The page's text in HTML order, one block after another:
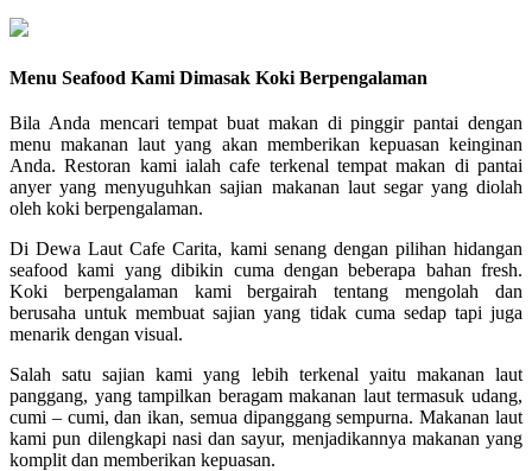
Menu Seafood Kami Dimasak Koki Berpengalaman
Bila Anda mencari tempat buat makan di pinggir pantai dengan
menu makanan laut yang akan memberikan kepuasan keinginan
Anda. Restoran kami ialah cafe terkenal tempat makan di pantai
anyer yang menyuguhkan sajian makanan laut segar yang diolah
oleh koki berpengalaman.
Di Dewa Laut Cafe Carita, kami senang dengan pilihan hidangan
seafood kami yang dibikin cuma dengan beberapa bahan fresh.
Koki berpengalaman kami bergairah tentang mengolah dan
berusaha untuk membuat sajian yang tidak cuma sedap tapi juga
menarik dengan visual.
Salah satu sajian kami yang lebih terkenal yaitu makanan laut
panggang, yang tampilkan beragam makanan laut termasuk udang,
cumi – cumi, dan ikan, semua dipanggang sempurna. Makanan laut
kami pun dilengkapi nasi dan sayur, menjadikannya makanan yang
komplit dan memberikan kepuasan.